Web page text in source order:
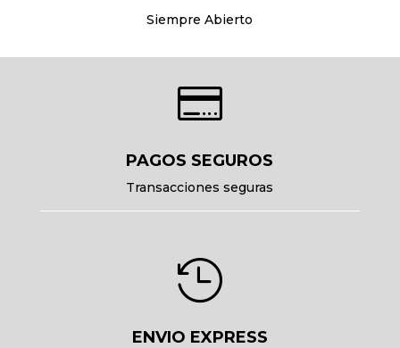
Siempre Abierto

PAGOS SEGUROS
Transacciones seguras

ENVIO EXPRESS